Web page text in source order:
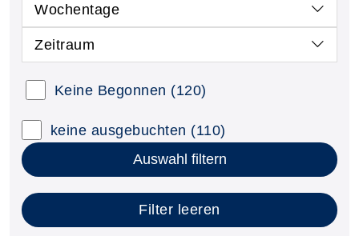
Wochentage
Zeitraum
Keine Begonnen (120)
keine ausgebuchten (110)
Auswahl filtern
Filter leeren